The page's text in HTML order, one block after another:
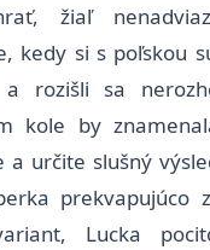
žiaľ
kedy si s poľskou
rozišli sa
kole by
a určite slušný
prekvapujúco
Lucka